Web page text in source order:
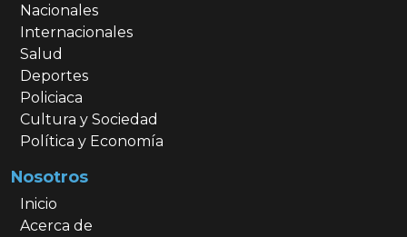
Nacionales
Internacionales
Salud
Deportes
Policiaca
Cultura y Sociedad
Política y Economía
Nosotros
Inicio
Acerca de